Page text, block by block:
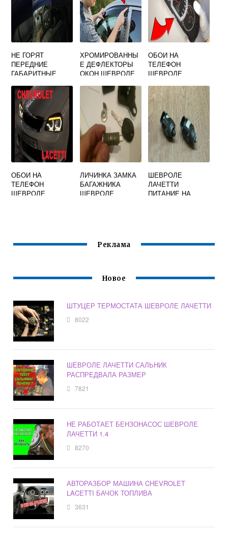
НЕ ГОРЯТ
ПЕРЕДНИЕ
ГАБАРИТНЫЕ
ЛАЧЕТТИ
ХРОМИРОВАННЫ
Е ДЕФЛЕКТОРЫ
ОКОН ШЕВРОЛЕ
ОБОИ НА
ТЕЛЕФОН
ШЕВРОЛЕ
ОБОИ НА
ТЕЛЕФОН
ШЕВРОЛЕ
ЛИЧИНКА ЗАМКА
БАГАЖНИКА
ШЕВРОЛЕ
ШЕВРОЛЕ
ЛАЧЕТТИ
ПИТАНИЕ НА
Реклама
Новое
ШТУЦЕР ТЕРМОСТАТА ШЕВРОЛЕ ЛАЧЕТТИ
8022
ШЕВРОЛЕ ЛАЧЕТТИ САЛЬНИК
РАСПРЕДВАЛА РАЗМЕР
7821
НЕ РАБОТАЕТ БЕНЗОНАСОС ШЕВРОЛЕ
ЛАЧЕТТИ 1.4
8270
АВТОРАЗБОР МАШИНА CHEVROLET
LACETTI БАЧОК ТОПЛИВА
3631